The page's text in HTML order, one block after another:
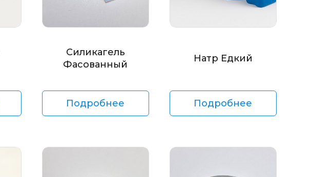
Силикагель
Фасованный
Подробнее
Натр Едкий
Подробнее